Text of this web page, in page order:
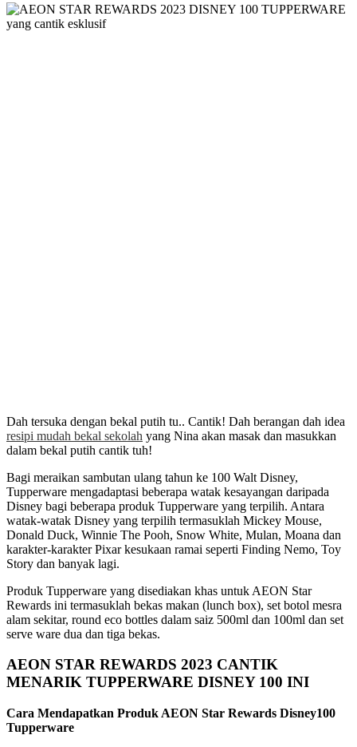
Dah tersuka dengan bekal putih tu.. Cantik! Dah berangan dah idea
resipi mudah bekal sekolah yang Nina akan masak dan masukkan
dalam bekal putih cantik tuh!
Bagi meraikan sambutan ulang tahun ke 100 Walt Disney,
Tupperware mengadaptasi beberapa watak kesayangan daripada
Disney bagi beberapa produk Tupperware yang terpilih. Antara
watak-watak Disney yang terpilih termasuklah Mickey Mouse,
Donald Duck, Winnie The Pooh, Snow White, Mulan, Moana dan
karakter-karakter Pixar kesukaan ramai seperti Finding Nemo, Toy
Story dan banyak lagi.
Produk Tupperware yang disediakan khas untuk AEON Star
Rewards ini termasuklah bekas makan (lunch box), set botol mesra
alam sekitar, round eco bottles dalam saiz 500ml dan 100ml dan set
serve ware dua dan tiga bekas.
AEON STAR REWARDS 2023 CANTIK
MENARIK TUPPERWARE DISNEY 100 INI
Cara Mendapatkan Produk AEON Star Rewards Disney100
Tupperware